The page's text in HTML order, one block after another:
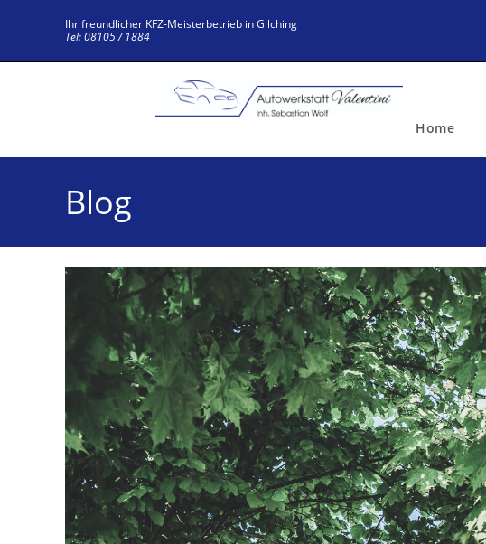
Ihr freundlicher KFZ-Meisterbetrieb in Gilching
Tel: 08105 / 1884
Home
Blog